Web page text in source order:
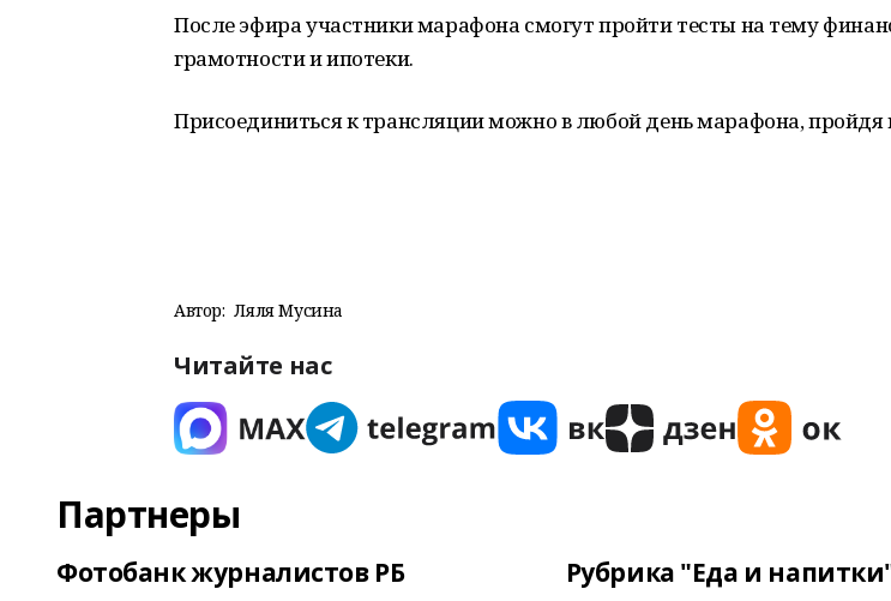
После эфира участники марафона смогут пройти тесты на тему
грамотности и ипотеки.
Присоединиться к трансляции можно в любой день марафона, пройдя
Автор: Ляля Мусина
Читайте нас
Партнеры
Фотобанк журналистов РБ Рубрика "Еда и